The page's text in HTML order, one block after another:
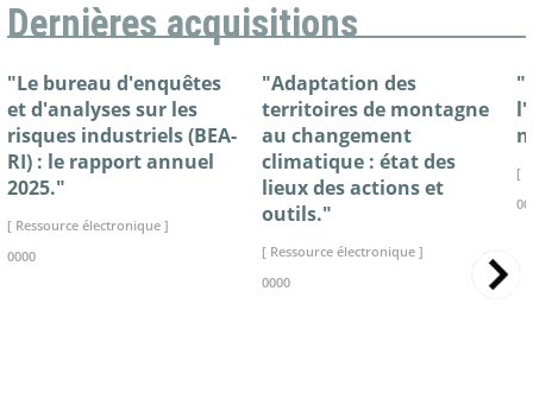
Dernières acquisitions
"Le bureau d'enquêtes
et d'analyses sur les
risques industriels (BEA-
RI) : le rapport annuel
2025."
[ Ressource électronique ]
0000
"Adaptation des
territoires de montagne
au changement
climatique : état des
lieux des actions et
outils."
[ Ressource électronique ]
0000
[